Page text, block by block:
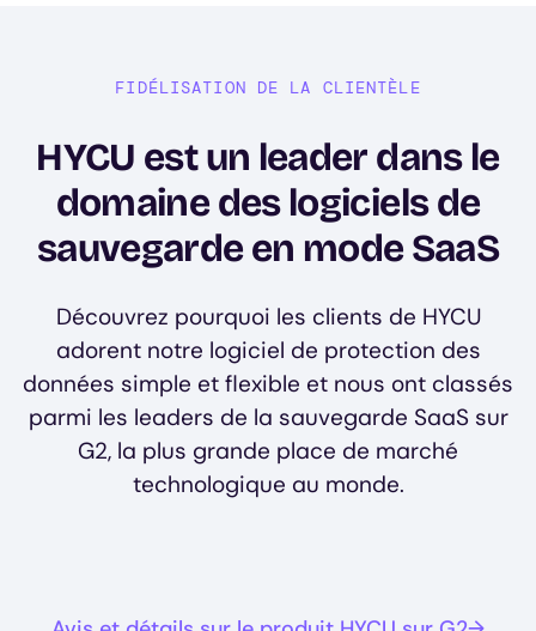
FIDÉLISATION DE LA CLIENTÈLE
HYCU est un leader dans le
domaine des logiciels de
sauvegarde en mode SaaS
Découvrez pourquoi les clients de HYCU
adorent notre logiciel de protection des
données simple et flexible et nous ont classés
parmi les leaders de la sauvegarde SaaS sur
G2, la plus grande place de marché
technologique au monde.